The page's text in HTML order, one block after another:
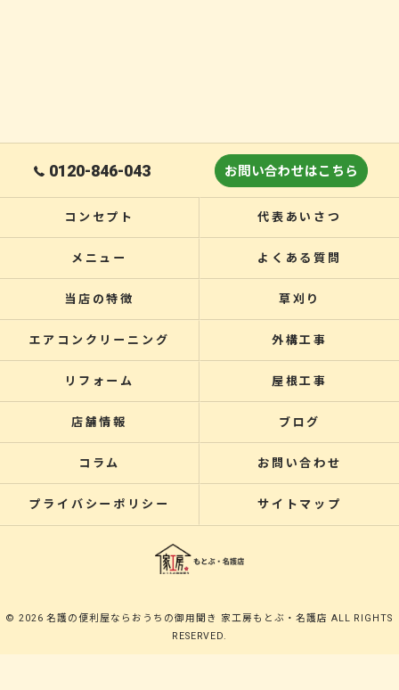
0120-846-043 お問い合わせはこちら
コンセプト 代表あいさつ
メニュー よくある質問
当店の特徴 草刈り
エアコンクリーニング 外構工事
リフォーム 屋根工事
店舗情報 ブログ
コラム お問い合わせ
プライバシーポリシー サイトマップ
© 2026 名護の便利屋ならおうちの御用聞き 家工房もとぶ・名護店 ALL RIGHTS
RESERVED.